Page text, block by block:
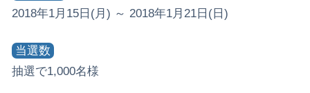
2018年1月15日(月) ～ 2018年1月21日(日)
当選数
抽選で1,000名様